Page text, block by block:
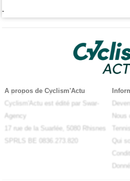
-
A propos de Cyclism'Actu
Cyclism'Actu est édité par Swar-
Agency
17 rue de la Suarlée, 5080 Rhisnes
SPRLS BE 0836.273.820
Nous
Qui